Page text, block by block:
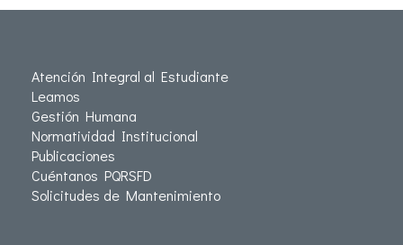
Atención Integral al Estudiante
Leamos
Gestión Humana
Normatividad Institucional
Publicaciones
Cuéntanos PQRSFD
Solicitudes de Mantenimiento